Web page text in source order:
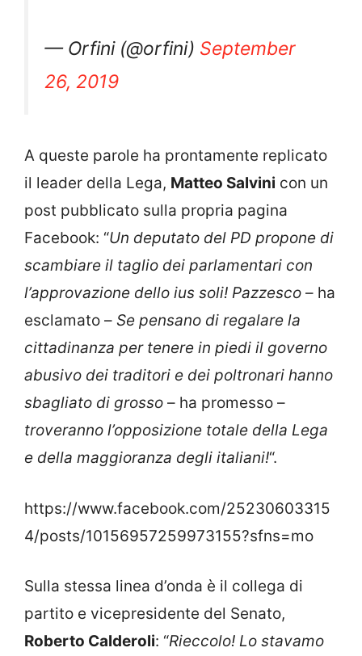
— Orfini (@orfini) September
26, 2019
A queste parole ha prontamente replicato
il leader della Lega, Matteo Salvini con un
post pubblicato sulla propria pagina
Facebook: “Un deputato del PD propone di
scambiare il taglio dei parlamentari con
l’approvazione dello ius soli! Pazzesco – ha
esclamato – Se pensano di regalare la
cittadinanza per tenere in piedi il governo
abusivo dei traditori e dei poltronari hanno
sbagliato di grosso – ha promesso –
troveranno l’opposizione totale della Lega
e della maggioranza degli italiani!“.
https://www.facebook.com/25230603315
4/posts/10156957259973155?sfns=mo
Sulla stessa linea d’onda è il collega di
partito e vicepresidente del Senato,
Roberto Calderoli: “Rieccolo! Lo stavamo